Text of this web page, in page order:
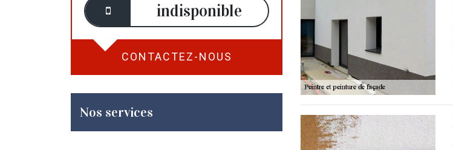
indisponible
CONTACTEZ-NOUS
Nos services